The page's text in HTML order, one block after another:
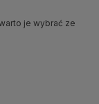
je wybrać ze